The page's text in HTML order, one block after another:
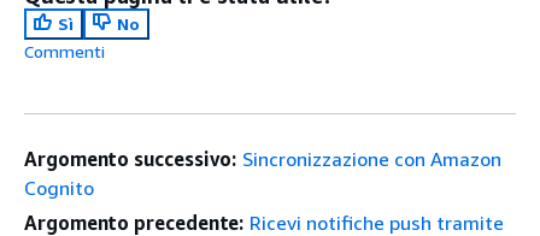
Sì
No
Commenti
Argomento successivo: Sincronizzazione con Amazon
Cognito
Argomento precedente: Ricevi notifiche push tramite